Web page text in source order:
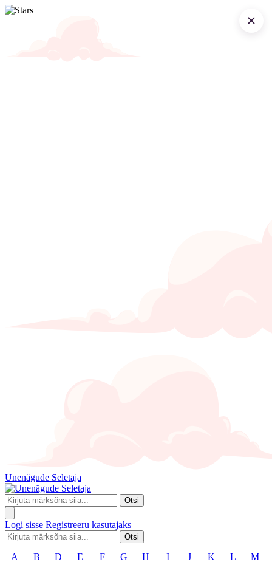
Unenägude Seletaja
Otsi
Logi sisse Registreeru kasutajaks
Otsi
A B D E F G H I J K L M